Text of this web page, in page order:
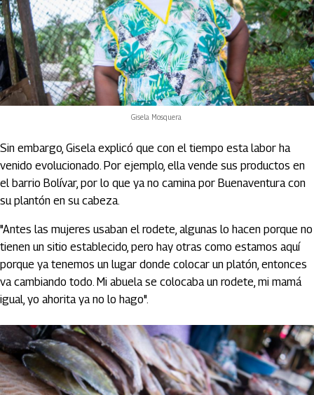
Gisela Mosquera
Sin embargo, Gisela explicó que con el tiempo esta labor ha
venido evolucionado. Por ejemplo, ella vende sus productos en
el barrio Bolívar, por lo que ya no camina por Buenaventura con
su plantón en su cabeza.
"Antes las mujeres usaban el rodete, algunas lo hacen porque no
tienen un sitio establecido, pero hay otras como estamos aquí
porque ya tenemos un lugar donde colocar un platón, entonces
va cambiando todo. Mi abuela se colocaba un rodete, mi mamá
igual, yo ahorita ya no lo hago".